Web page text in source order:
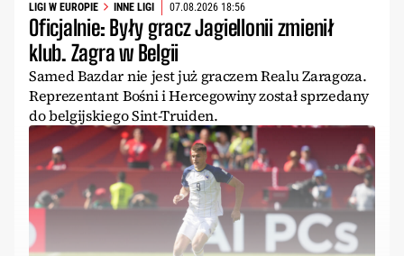
LIGI W EUROPIE INNE LIGI 07.08.2026 18:56
Oficjalnie: Były gracz Jagiellonii zmienił
klub. Zagra w Belgii
Samed Bazdar nie jest już graczem Realu Zaragoza.
Reprezentant Bośni i Hercegowiny został sprzedany
do belgijskiego Sint-Truiden.